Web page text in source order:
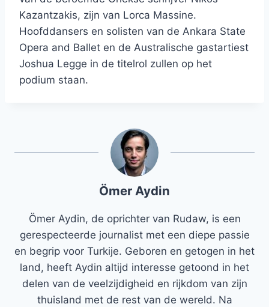
Kazantzakis, zijn van Lorca Massine.
Hoofddansers en solisten van de Ankara State
Opera and Ballet en de Australische gastartiest
Joshua Legge in de titelrol zullen op het
podium staan.
Ömer Aydin
Ömer Aydin, de oprichter van Rudaw, is een
gerespecteerde journalist met een diepe passie
en begrip voor Turkije. Geboren en getogen in het
land, heeft Aydin altijd interesse getoond in het
delen van de veelzijdigheid en rijkdom van zijn
thuisland met de rest van de wereld. Na